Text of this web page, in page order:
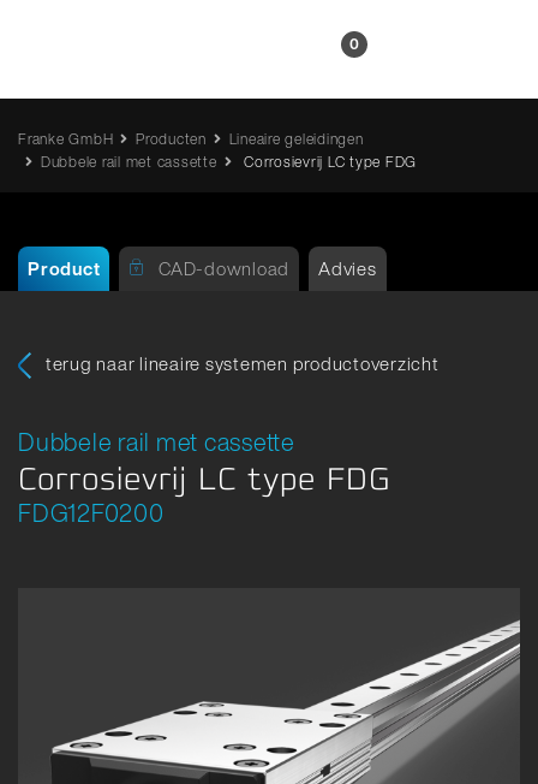
0
Franke GmbH Producten
Lineaire geleidingen
Dubbele rail met cassette
Corrosievrij LC type FDG
Product CAD-download Advies
terug naar lineaire systemen productoverzicht
Dubbele rail met cassette
Corrosievrij LC type FDG
FDG12F0200